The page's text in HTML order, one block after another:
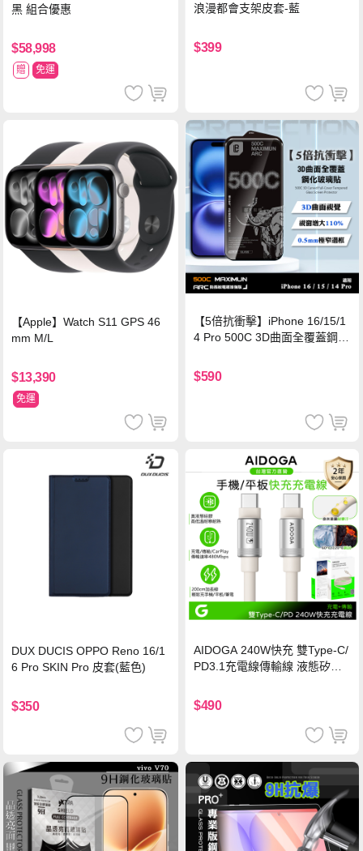
黑 組合優惠
$58,998
贈 免運
浪漫都會支架皮套-藍
$399
【Apple】Watch S11 GPS 46
mm M/L
$13,390
免運
【5倍抗衝擊】iPhone 16/15/1
4 Pro 500C 3D曲面全覆蓋鋼化
保護貼
$590
DUX DUCIS OPPO Reno 16/1
6 Pro SKIN Pro 皮套(藍色)
$350
AIDOGA 240W快充 雙Type-C/
PD3.1充電線傳輸線 液態矽膠
機/平板/筆電
$490